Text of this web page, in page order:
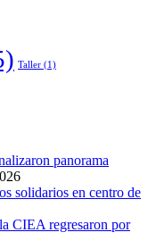
Taller (1)
panorama
solidarios en centro de
CIEA regresaron por